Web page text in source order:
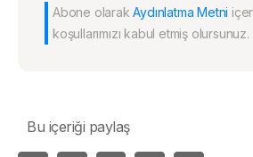
Abone olarakAydınlatma Metni
koşullarımızı kabul etmiş olursunuz.
Bu içeriği paylaş